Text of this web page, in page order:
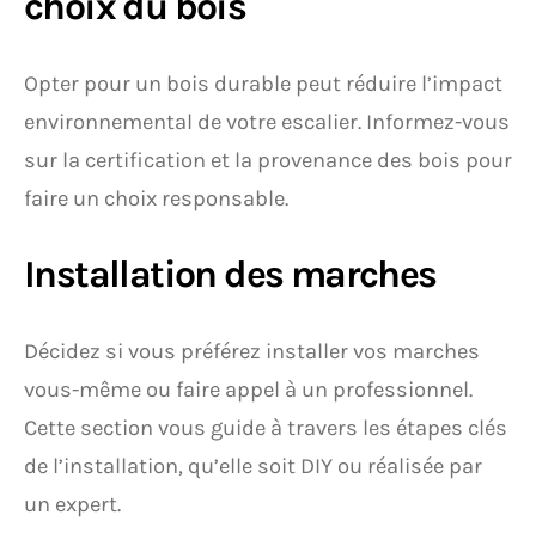
Opter pour un bois durable peut réduire l’impact
environnemental de votre escalier. Informez-vous
sur la certification et la provenance des bois pour
faire un choix responsable.
Installation des marches
Décidez si vous préférez installer vos marches
vous-même ou faire appel à un professionnel.
Cette section vous guide à travers les étapes clés
de l’installation, qu’elle soit DIY ou réalisée par
un expert.